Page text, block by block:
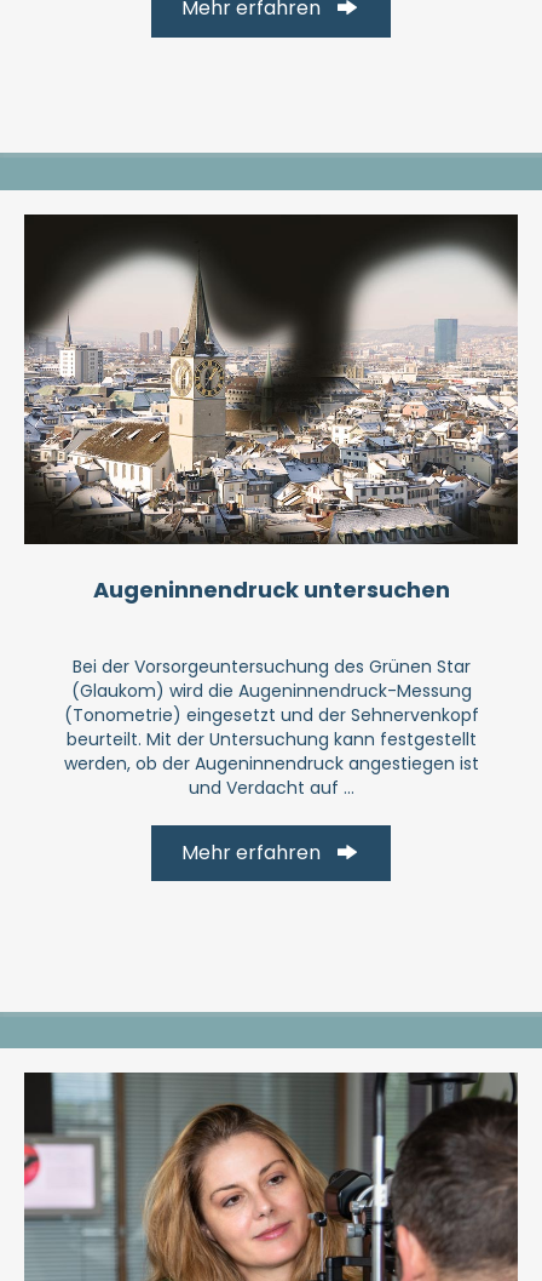
Mehr erfahren
Augeninnendruck untersuchen
Bei der Vorsorgeuntersuchung des Grünen Star
(Glaukom) wird die Augeninnendruck-Messung
(Tonometrie) eingesetzt und der Sehnervenkopf
beurteilt. Mit der Untersuchung kann festgestellt
werden, ob der Augeninnendruck angestiegen ist
und Verdacht auf ...
Mehr erfahren